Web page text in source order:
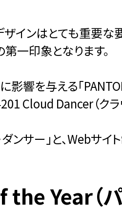
ザインはとても重要
一印象となります。
響を与える「
Cloud Dancer（クラ
ンサー」と、Webサ
Year（パ